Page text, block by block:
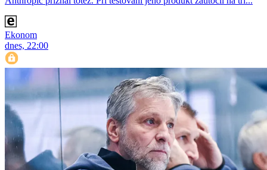
Ekonom
dnes, 22:00